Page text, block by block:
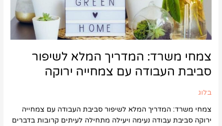
צמחי משרד: המדריך המלא לשיפור
סביבת העבודה עם צמחייה ירוקה
בלוג
צמחי משרד: המדריך המלא לשיפור סביבת העבודה עם צמחייה
ירוקה סביבת עבודה נעימה ויעילה מתחילה לעיתים קרובות בדברים
ירוקה